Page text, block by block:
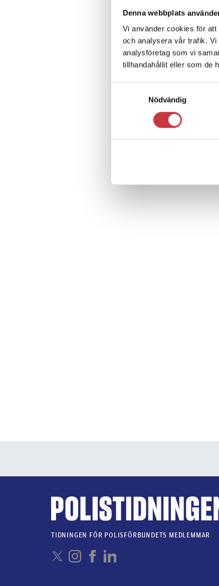
Denna webbplats
Vi använder cookies för
och analysera vår trafik.
analysföretag som vi
tillhandahållit eller som de
Nödvändig
TIDNINGEN FÖR POLISFÖRBUNDETS MEDLEMMAR